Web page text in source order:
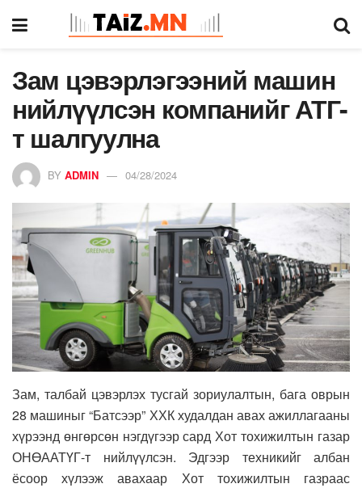
Зам цэвэрлэгээний машин
нийлүүлсэн компанийг АТГ-
т шалгуулна
BY ADMIN 04/28/2024
Зам, талбай цэвэрлэх тусгай зориулалтын, бага оврын
28 машиныг “Батсээр” ХХК худалдан авах ажиллагааны
хүрээнд өнгөрсөн нэгдүгээр сард Хот тохижилтын газар
ОНӨААТҮГ-т нийлүүлсэн. Эдгээр техникийг албан
ёсоор хүлээж авахаар Хот тохижилтын газраас